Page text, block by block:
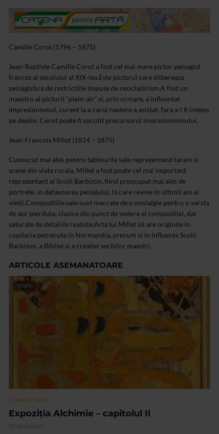
Camille Corot (1796 – 1875)
Jean-Baptiste Camille Corot a fost cel mai mare pictor peisagist
francez al secolului al XIX-lea.Este pictorul care elibereaza
peisagistica de restrictiile impuse de neoclasicism.A fost un
maestru al picturii “plein-air” si, prin urmare, a influentat
impresionismul, curent la a carui nastere a asistat, fara a-l fi inteles
pe deplin. Corot poate fi socotit precursorul impresionismului.
Jean-Francois Millet (1814 – 1875)
Cunoscut mai ales pentru tablourile sale reprezentand tarani si
scene din viata rurala, Millet a fost poate cel mai important
reprezentant al Scolii Barbizon, fiind preocupat mai ales de
portrete, in defavoarea peisajului, la care revine in ultimii ani ai
vietii.Compozitiile sale sunt marcate de o nostalgie pentru o varsta
de aur pierduta, clasice din punct de vedere al compozitiei, dar
saturate de detaliile realiste.Arta lui Millet isi are originile in
copilaria petrecuta in Normandia, precum si in influenta Scolii
Barbizon, a Bibliei si a creatiei vechilor maestri.
ARTICOLE ASEMANATOARE
VIDEO
CLIPA DE ARTA
Expoziția Alchimie – capitolul II
22 vizualizari